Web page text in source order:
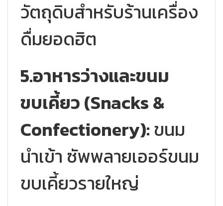
วัตถุดิบสำหรับร้านเครื่อง
ดื่มยอดฮิต
5.อาหารว่างและขนม
ขบเคี้ยว (Snacks &
Confectionery):ขนม
นำเข้า ซัพพลายเออร์ขนม
ขบเคี้ยวรายใหญ่